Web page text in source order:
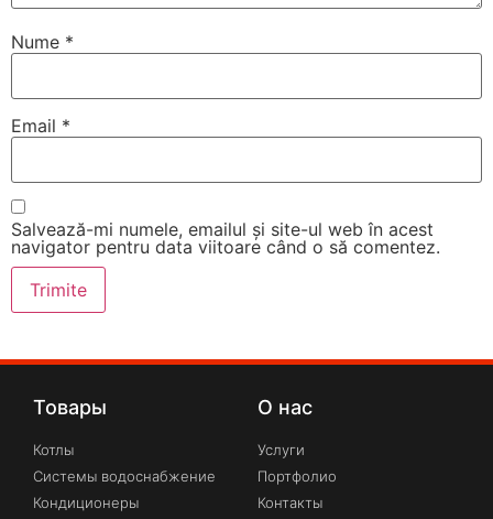
Nume *
Email *
Salvează-mi numele, emailul și site-ul web în acest
navigator pentru data viitoare când o să comentez.
Товары
Котлы
Системы водоснабжение
Кондиционеры
О нас
Услуги
Портфолио
Контакты